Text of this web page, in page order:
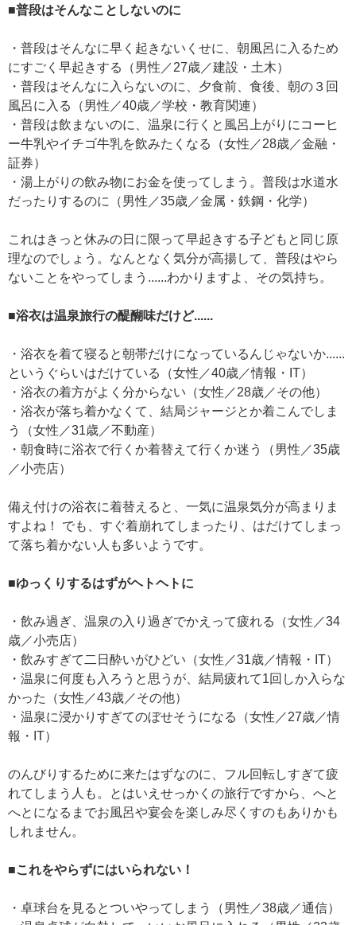
■普段はそんなことしないのに
・普段はそんなに早く起きないくせに、朝風呂に入るため
にすごく早起きする（男性／27歳／建設・土木）
・普段はそんなに入らないのに、夕食前、食後、朝の３回
風呂に入る（男性／40歳／学校・教育関連）
・普段は飲まないのに、温泉に行くと風呂上がりにコーヒ
ー牛乳やイチゴ牛乳を飲みたくなる（女性／28歳／金融・
証券）
・湯上がりの飲み物にお金を使ってしまう。普段は水道水
だったりするのに（男性／35歳／金属・鉄鋼・化学）
これはきっと休みの日に限って早起きする子どもと同じ原
理なのでしょう。なんとなく気分が高揚して、普段はやら
ないことをやってしまう......わかりますよ、その気持ち。
■浴衣は温泉旅行の醍醐味だけど......
・浴衣を着て寝ると朝帯だけになっているんじゃないか......
というぐらいはだけている（女性／40歳／情報・IT）
・浴衣の着方がよく分からない（女性／28歳／その他）
・浴衣が落ち着かなくて、結局ジャージとか着こんでしま
う（女性／31歳／不動産）
・朝食時に浴衣で行くか着替えて行くか迷う（男性／35歳
／小売店）
備え付けの浴衣に着替えると、一気に温泉気分が高まりま
すよね！ でも、すぐ着崩れてしまったり、はだけてしまっ
て落ち着かない人も多いようです。
■ゆっくりするはずがヘトヘトに
・飲み過ぎ、温泉の入り過ぎでかえって疲れる（女性／34
歳／小売店）
・飲みすぎて二日酔いがひどい（女性／31歳／情報・IT）
・温泉に何度も入ろうと思うが、結局疲れて1回しか入らな
かった（女性／43歳／その他）
・温泉に浸かりすぎてのぼせそうになる（女性／27歳／情
報・IT）
のんびりするために来たはずなのに、フル回転しすぎて疲
れてしまう人も。とはいえせっかくの旅行ですから、へと
へとになるまでお風呂や宴会を楽しみ尽くすのもありかも
しれません。
■これをやらずにはいられない！
・卓球台を見るとついやってしまう（男性／38歳／通信）